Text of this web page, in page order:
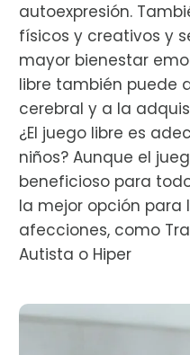
autoexpresión.
físicos y creativos y
mayor bienestar
libre también puede
cerebral y a la
¿El juego libre es
niños? Aunque el
beneficioso para
la mejor opción para
afecciones, como
Autista o Hiper